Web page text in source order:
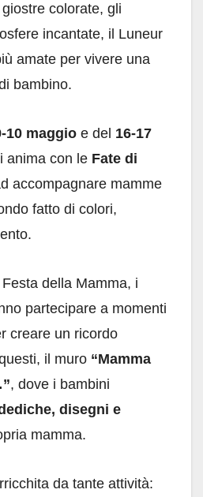
colorate, gli
incantate, il Luneur
amate per vivere una
bambino.
10 maggio e del 16-17
anima con le Fate di
accompagnare mamme
fatto di colori,
della Mamma, i
partecipare a momenti
creare un ricordo
il muro “Mamma
, dove i bambini
disegni e
mamma.
da tante attività: